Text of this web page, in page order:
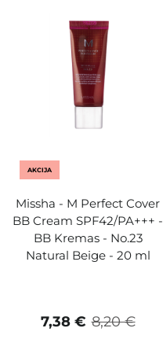
AKCIJA
Missha - M Perfect Cover
BB Cream SPF42/PA+++ -
BB Kremas - No.23
Natural Beige - 20 ml
8,20 €
7,38 €